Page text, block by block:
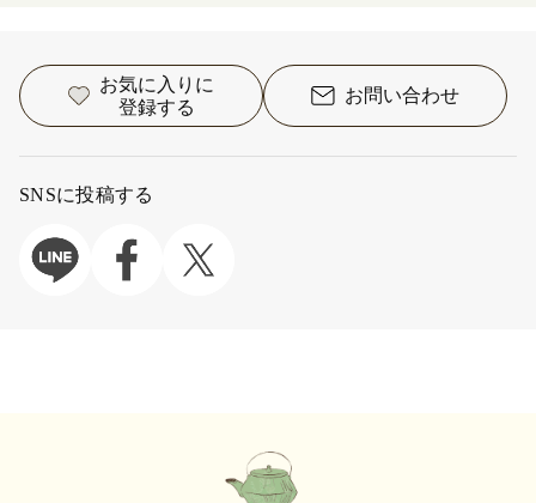
お気に入りに
登録する
お問い合わせ
SNSに投稿する